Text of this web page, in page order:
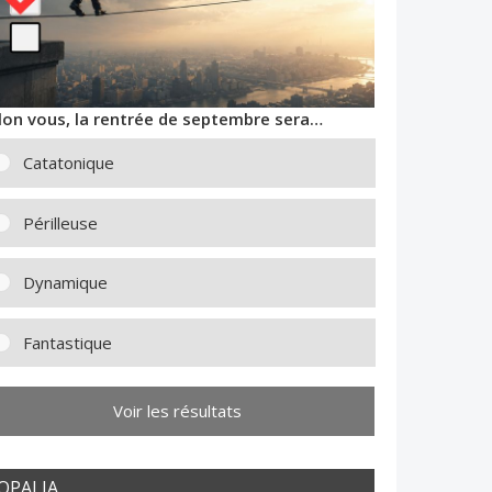
vous, la rentrée de septembre sera…
Catatonique
Périlleuse
Dynamique
Fantastique
Voir les résultats